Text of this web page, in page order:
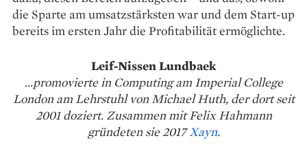
die Sparte am umsatzstärksten war und dem Start-up
bereits im ersten Jahr die Profitabilität ermöglichte.
Leif-Nissen Lundbaek
...promovierte in Computing am Imperial College
London am Lehrstuhl von Michael Huth, der dort seit
2001 doziert. Zusammen mit Felix Hahmann
gründeten sie 2017Xayn.